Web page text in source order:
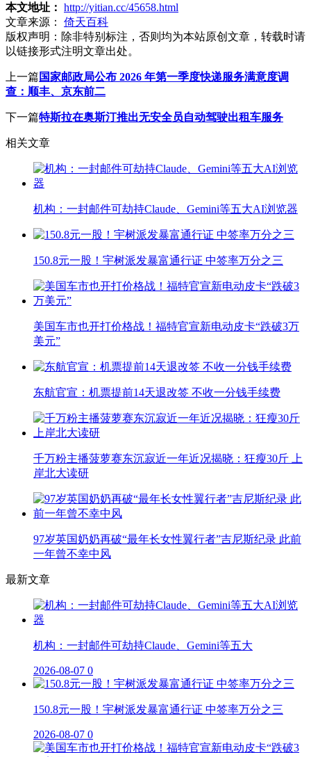
本文地址： http://yitian.cc/45658.html
文章来源：
倚天百科
版权声明： 除非特别标注，否则均为本站原创文章，转载时请
以链接形式注明文章出处。
上一篇 国家邮政局公布 2026 年第一季度快递服务满意度调
查：顺丰、京东前二
下一篇特斯拉在奥斯汀推出无安全员自动驾驶出租车服务
相关文章
机构：一封邮件可劫持Claude、Gemini等五大AI浏览器
150.8元一股！宇树派发暴富通行证 中签率万分之三
美国车市也开打价格战！福特官宣新电动皮卡“跌破3万
美元”
东航官宣：机票提前14天退改签 不收一分钱手续费
千万粉主播菠萝赛东沉寂近一年近况揭晓：狂瘦30斤 上
岸北大读研
97岁英国奶奶再破“最年长女性翼行者”吉尼斯纪录 此前
一年曾不幸中风
最新文章
机构：一封邮件可劫持Claude、Gemini等五大
2026-08-07 0
150.8元一股！宇树派发暴富通行证 中签率万分之三
2026-08-07 0